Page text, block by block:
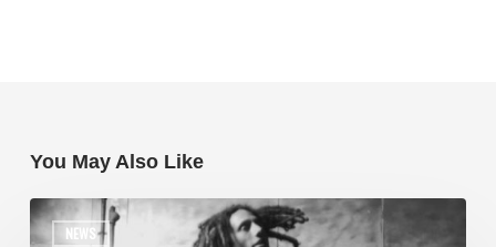
You May Also Like
NEWS